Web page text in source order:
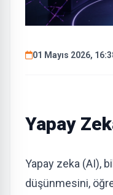
01 Mayıs 2026,
Yapay
Yapay zeka (AI),
düşünmesini,